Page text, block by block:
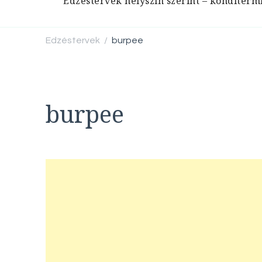
Edzéstervek / burpee
burpee